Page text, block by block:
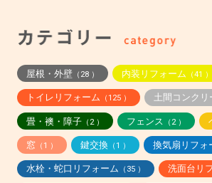
屋根・外壁（28 ） 内装リフォーム （41 ）
トイレリフォーム （125 ） 土間コンクリ
畳・襖・障子（2 ） フェンス （2 ）
窓（1 ） 鍵交換（1 ） 換気扇リフォ
水栓・蛇口リフォーム （35 ） 洗面台リ